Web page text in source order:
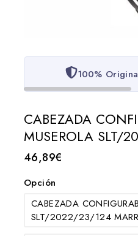
100%
CABEZADA
MUSEROLA SLT/
46,89€
Opción
CABEZADA
SLT/2022/23/124